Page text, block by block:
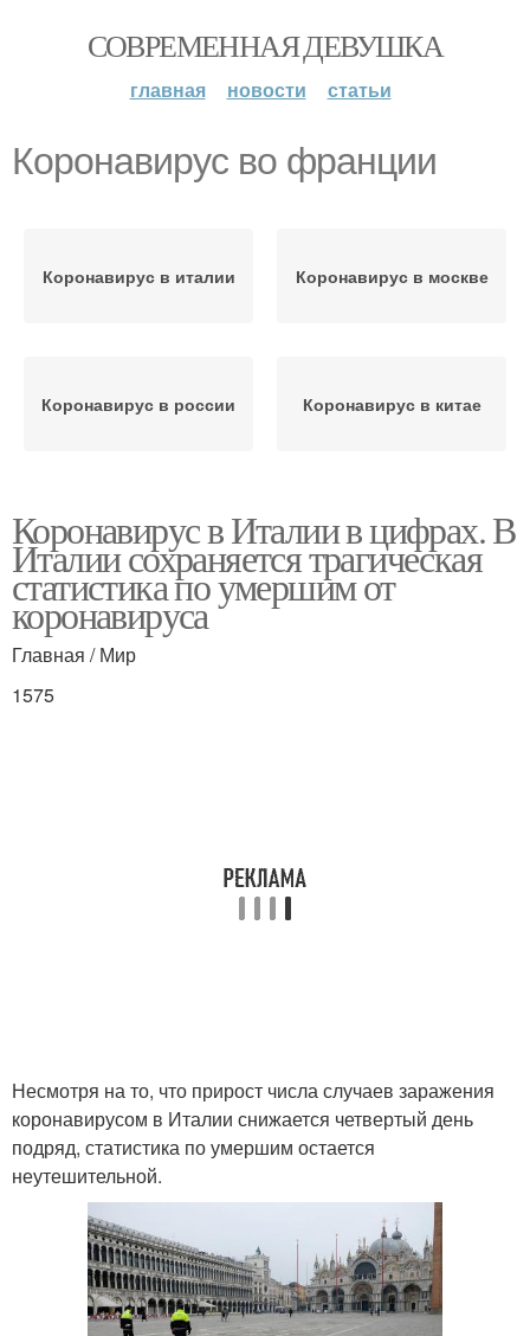
СОВРЕМЕННАЯ ДЕВУШКА
главная новости статьи
Коронавирус во франции
Коронавирус в италии Коронавирус в москве
Коронавирус в россии Коронавирус в китае
Коронавирус в Италии в цифрах. В
Италии сохраняется трагическая
статистика по умершим от
коронавируса
Главная / Мир
1575
Несмотря на то, что прирост числа случаев заражения
коронавирусом в Италии снижается четвертый день
подряд, статистика по умершим остается
неутешительной.